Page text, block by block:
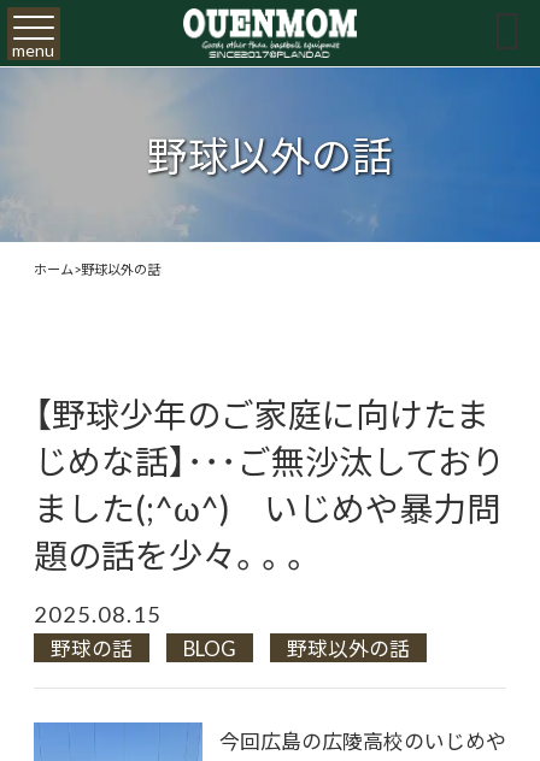
menu 
野球以外の話
ホーム>野球以外の話
【野球少年のご家庭に向けたま
じめな話】･･･ご無沙汰しており
ました(;^ω^) いじめや暴力問
題の話を少々。。。
2025.08.15
野球の話 BLOG 野球以外の話
今回広島の広陵高校のいじめや